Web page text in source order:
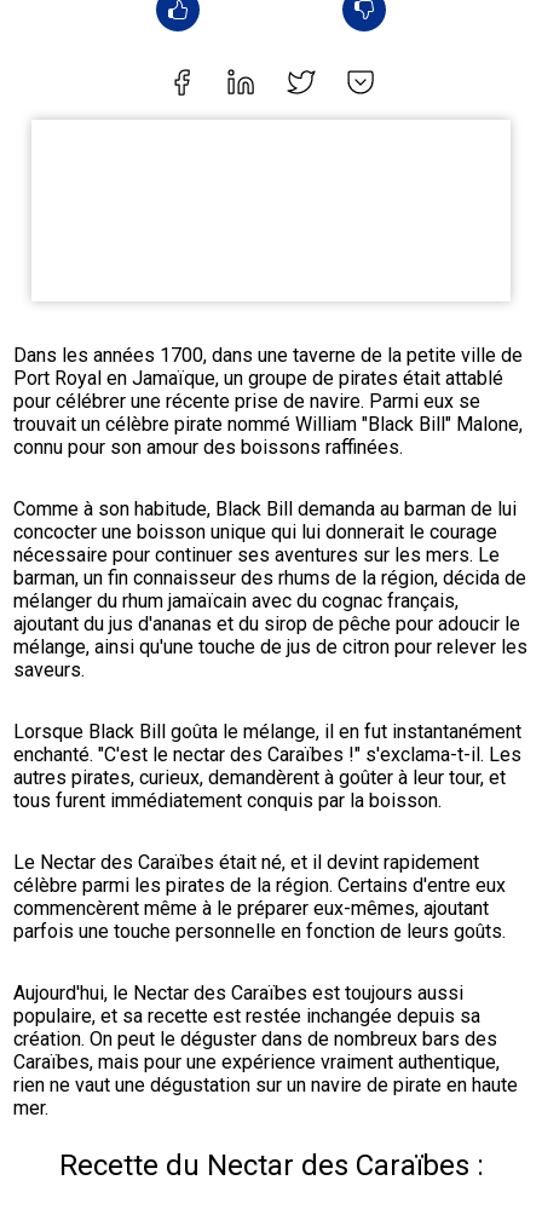
Dans les années 1700, dans une taverne de la petite ville de
Port Royal en Jamaïque, un groupe de pirates était attablé
pour célébrer une récente prise de navire. Parmi eux se
trouvait un célèbre pirate nommé William "Black Bill" Malone,
connu pour son amour des boissons raffinées.
Comme à son habitude, Black Bill demanda au barman de lui
concocter une boisson unique qui lui donnerait le courage
nécessaire pour continuer ses aventures sur les mers. Le
barman, un fin connaisseur des rhums de la région, décida de
mélanger du rhum jamaïcain avec du cognac français,
ajoutant du jus d'ananas et du sirop de pêche pour adoucir le
mélange, ainsi qu'une touche de jus de citron pour relever les
saveurs.
Lorsque Black Bill goûta le mélange, il en fut instantanément
enchanté. "C'est le nectar des Caraïbes !" s'exclama-t-il. Les
autres pirates, curieux, demandèrent à goûter à leur tour, et
tous furent immédiatement conquis par la boisson.
Le Nectar des Caraïbes était né, et il devint rapidement
célèbre parmi les pirates de la région. Certains d'entre eux
commencèrent même à le préparer eux-mêmes, ajoutant
parfois une touche personnelle en fonction de leurs goûts.
Aujourd'hui, le Nectar des Caraïbes est toujours aussi
populaire, et sa recette est restée inchangée depuis sa
création. On peut le déguster dans de nombreux bars des
Caraïbes, mais pour une expérience vraiment authentique,
rien ne vaut une dégustation sur un navire de pirate en haute
mer.
Recette du Nectar des Caraïbes :